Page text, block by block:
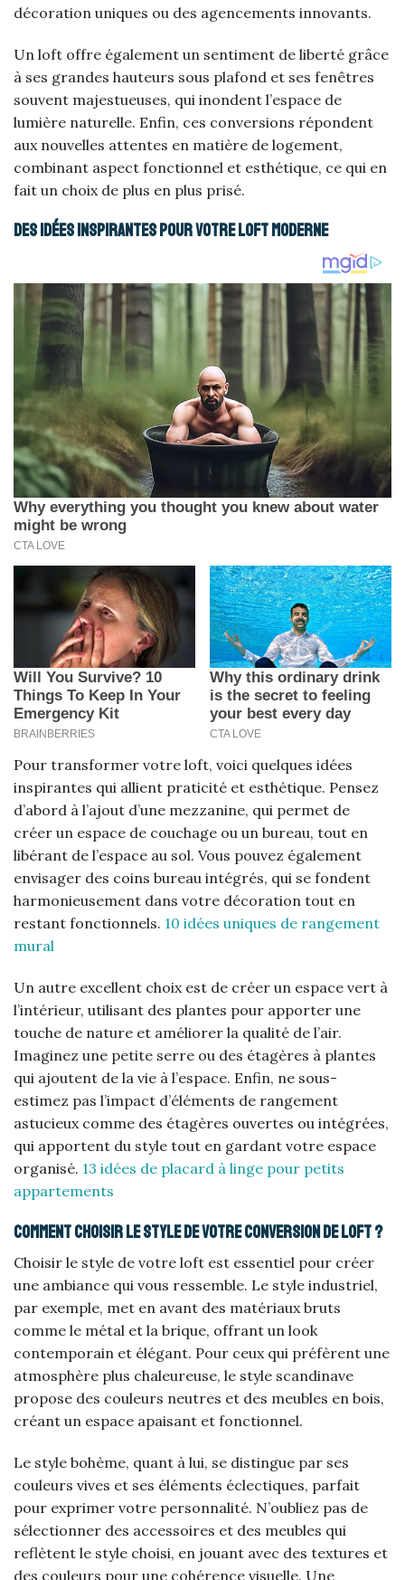
décoration uniques ou des agencements innovants.
Un loft offre également un sentiment de liberté grâce
à ses grandes hauteurs sous plafond et ses fenêtres
souvent majestueuses, qui inondent l’espace de
lumière naturelle. Enfin, ces conversions répondent
aux nouvelles attentes en matière de logement,
combinant aspect fonctionnel et esthétique, ce qui en
fait un choix de plus en plus prisé.
Des idées inspirantes pour votre loft moderne
Pour transformer votre loft, voici quelques idées
inspirantes qui allient praticité et esthétique. Pensez
d’abord à l’ajout d’une mezzanine, qui permet de
créer un espace de couchage ou un bureau, tout en
libérant de l’espace au sol. Vous pouvez également
envisager des coins bureau intégrés, qui se fondent
harmonieusement dans votre décoration tout en
restant fonctionnels. 10 idées uniques de rangement
mural
Un autre excellent choix est de créer un espace vert à
l’intérieur, utilisant des plantes pour apporter une
touche de nature et améliorer la qualité de l’air.
Imaginez une petite serre ou des étagères à plantes
qui ajoutent de la vie à l’espace. Enfin, ne sous-
estimez pas l’impact d’éléments de rangement
astucieux comme des étagères ouvertes ou intégrées,
qui apportent du style tout en gardant votre espace
organisé. 13 idées de placard à linge pour petits
appartements
Comment choisir le style de votre conversion de loft ?
Choisir le style de votre loft est essentiel pour créer
une ambiance qui vous ressemble. Le style industriel,
par exemple, met en avant des matériaux bruts
comme le métal et la brique, offrant un look
contemporain et élégant. Pour ceux qui préfèrent une
atmosphère plus chaleureuse, le style scandinave
propose des couleurs neutres et des meubles en bois,
créant un espace apaisant et fonctionnel.
Le style bohème, quant à lui, se distingue par ses
couleurs vives et ses éléments éclectiques, parfait
pour exprimer votre personnalité. N’oubliez pas de
sélectionner des accessoires et des meubles qui
reflètent le style choisi, en jouant avec des textures et
des couleurs pour une cohérence visuelle. Une